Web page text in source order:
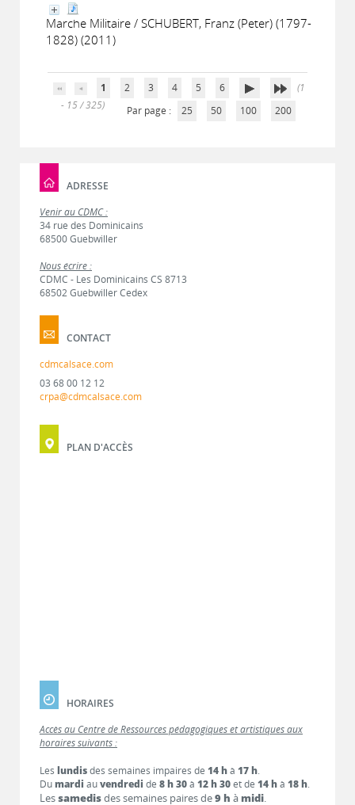
Marche Militaire / SCHUBERT, Franz (Peter) (1797-
1828) (2011)
1 2 3 4 5 6
(1
- 15 / 325)
Par page : 25 50 100 200
ADRESSE
Venir au CDMC :
34 rue des Dominicains
68500 Guebwiller
Nous écrire :
CDMC - Les Dominicains CS 8713
68502 Guebwiller Cedex
CONTACT
cdmcalsace.com
03 68 00 12 12
crpa@cdmcalsace.com
PLAN D'ACCÈS
HORAIRES
Accès au Centre de Ressources pédagogiques et artistiques aux
horaires suivants :
Les lundisdes semaines impaires de 14 hà 17 h.
Dumardi auvendredi de 8 h 30à 12 h 30et de 14 hà 18 h.
Lessamedisdes semaines paires de9 h à midi.